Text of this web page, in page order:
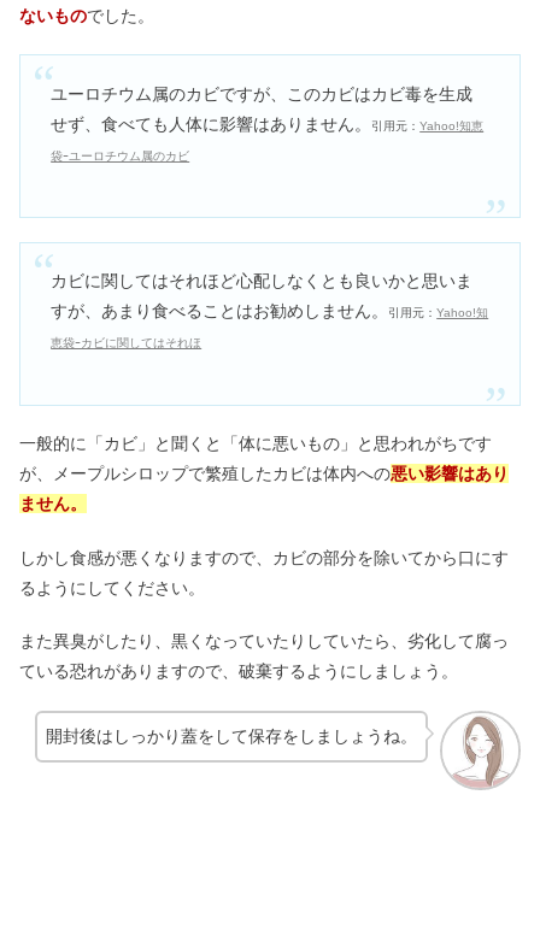
ないものでした。
ユーロチウム属のカビですが、このカビはカビ毒を生成
せず、食べても人体に影響はありません。
引用元：Yahoo!知恵
袋ｰユーロチウム属のカビ
カビに関してはそれほど心配しなくとも良いかと思いま
すが、あまり食べることはお勧めしません。
引用元：Yahoo!知
恵袋ｰカビに関してはそれほ
一般的に「カビ」と聞くと「体に悪いもの」と思われがちです
が、メープルシロップで繁殖したカビは体内への悪い影響はあり
ません。
しかし食感が悪くなりますので、カビの部分を除いてから口にす
るようにしてください。
また異臭がしたり、黒くなっていたりしていたら、劣化して腐っ
ている恐れがありますので、破棄するようにしましょう。
開封後はしっかり蓋をして保存をしましょうね。